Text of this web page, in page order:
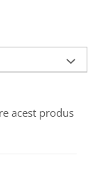
acest produs